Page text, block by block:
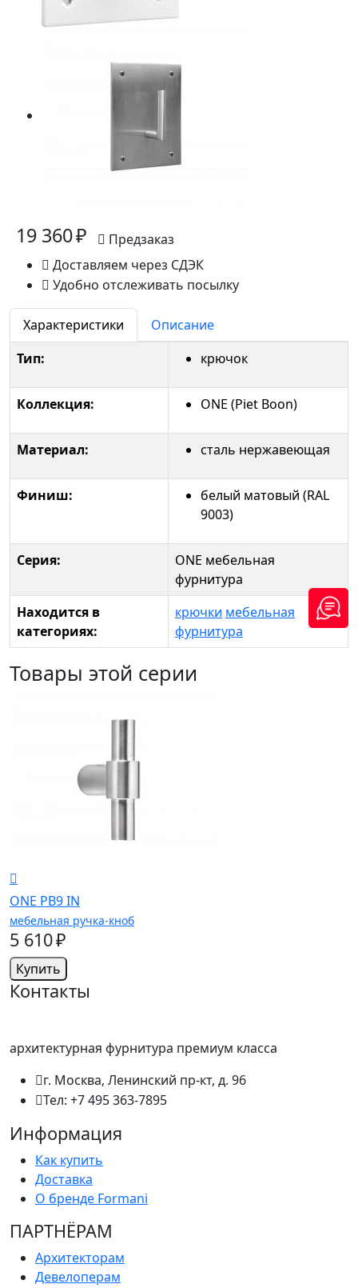
19 360 ₽
Предзаказ
Доставляем через СДЭК
Удобно отслеживать посылку
Характеристики
Описание
Тип:
крючок
Коллекция: ONE (Piet Boon)
Материал: сталь нержавеющая
Финиш:
белый матовый (RAL
9003)
Серия:
ONE мебельная
фурнитура
Находится в
категориях:
крючки мебельная
фурнитура
Товары этой серии
ONE PB9 IN
мебельная ручка-кноб
5 610 ₽
Купить
Контакты
архитектурная фурнитура премиум класса
г. Москва, Ленинский пр-кт, д. 96
Тел: +7 495 363-7895
Информация
Как купить
Доставка
О бренде Formani
ПАРТНËРАМ
Архитекторам
Девелоперам